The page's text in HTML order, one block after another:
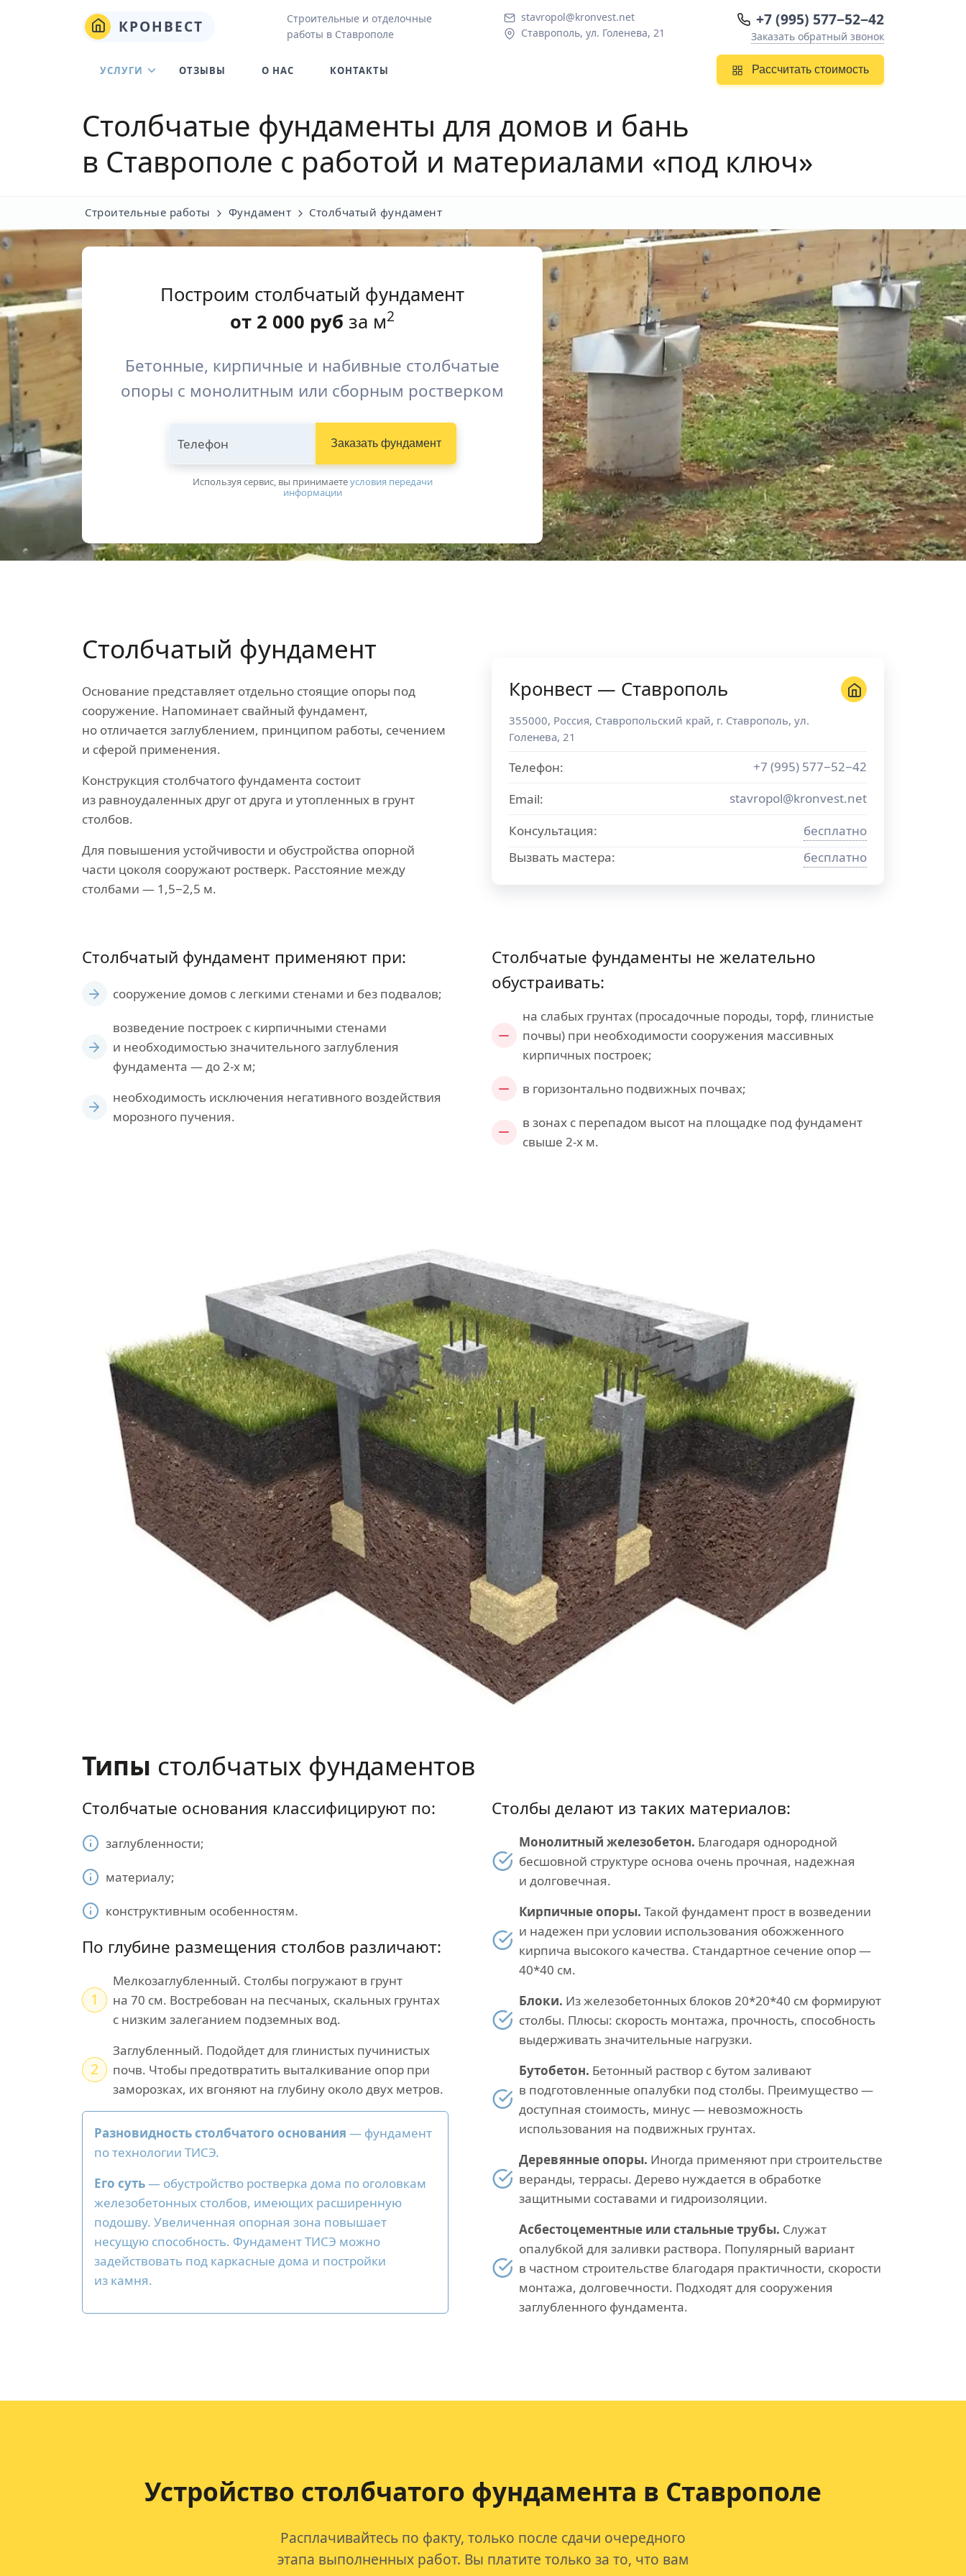
КРОНВЕСТ
Строительные и отделочные
работы в Ставрополе
stavropol@kronvest.net
Ставрополь, ул. Голенева, 21
+7 (995) 577−52−42
Заказать обратный звонок
Рассчитать стоимость
УСЛУГИ ОТЗЫВЫ О НАС КОНТАКТЫ
Столбчатые фундаменты для домов и бань
в Ставрополе с работой и материалами «под ключ»
Строительные работы Фундамент Столбчатый фундамент
Построим столбчатый фундамент
от 2 000 руб за м2
Бетонные, кирпичные и набивные столбчатые
опоры с монолитным или сборным ростверком
Телефон Заказать фундамент
Используя сервис, вы принимаетeусловия передачи
информации
Столбчатый фундамент
Основание представляет отдельно стоящие опоры под
сооружение. Напоминает свайный фундамент,
но отличается заглублением, принципом работы, сечением
и сферой применения.
Конструкция столбчатого фундамента состоит
из равноудаленных друг от друга и утопленных в грунт
столбов.
Для повышения устойчивости и обустройства опорной
части цоколя сооружают ростверк. Расстояние между
столбами — 1,5−2,5 м.
Кронвест — Ставрополь
355000, Россия, Ставропольский край, г. Ставрополь, ул.
Голенева, 21
Телефон:
+7 (995) 577−52−42
Email:
stavropol@kronvest.net
Консультация:
бесплатно
Вызвать мастера:
бесплатно
Столбчатый фундамент применяют при:
сооружение домов с легкими стенами и без подвалов;
возведение построек с кирпичными стенами
и необходимостью значительного заглубления
фундамента — до 2-х м;
необходимость исключения негативного воздействия
морозного пучения.
Столбчатые фундаменты не желательно
обустраивать:
на слабых грунтах (просадочные породы, торф, глинистые
почвы) при необходимости сооружения массивных
кирпичных построек;
в горизонтально подвижных почвах;
в зонах с перепадом высот на площадке под фундамент
свыше 2-х м.
Типы столбчатых фундаментов
Столбчатые основания классифицируют по:
заглубленности;
материалу;
конструктивным особенностям.
По глубине размещения столбов различают:
1
Мелкозаглубленный. Столбы погружают в грунт
на 70 см. Востребован на песчаных, скальных грунтах
с низким залеганием подземных вод.
2
Заглубленный. Подойдет для глинистых пучинистых
почв. Чтобы предотвратить выталкивание опор при
заморозках, их вгоняют на глубину около двух метров.
Разновидность столбчатого основания — фундамент
по технологии ТИСЭ.
Его суть— обустройство ростверка дома по оголовкам
железобетонных столбов, имеющих расширенную
подошву. Увеличенная опорная зона повышает
несущую способность. Фундамент ТИСЭ можно
задействовать под каркасные дома и постройки
из камня.
Столбы делают из таких материалов:
Монолитный железобетон. Благодаря однородной
бесшовной структуре основа очень прочная, надежная
и долговечная.
Кирпичные опоры. Такой фундамент прост в возведении
и надежен при условии использования обожженного
кирпича высокого качества. Стандартное сечение опор —
40*40 см.
Блоки. Из железобетонных блоков 20*20*40 см формируют
столбы. Плюсы: скорость монтажа, прочность, способность
выдерживать значительные нагрузки.
Бутобетон. Бетонный раствор с бутом заливают
в подготовленные опалубки под столбы. Преимущество —
доступная стоимость, минус — невозможность
использования на подвижных грунтах.
Деревянные опоры. Иногда применяют при строительстве
веранды, террасы. Дерево нуждается в обработке
защитными составами и гидроизоляции.
Асбестоцементные или стальные трубы. Служат
опалубкой для заливки раствора. Популярный вариант
в частном строительстве благодаря практичности, скорости
монтажа, долговечности. Подходят для сооружения
заглубленного фундамента.
Устройство столбчатого фундамента в Ставрополе
Расплачивайтесь по факту, только после сдачи очередного
этапа выполненных работ. Вы платите только за то, что вам